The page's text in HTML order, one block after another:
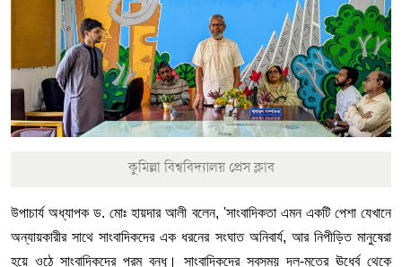
কুমিল্লা বিশ্ববিদ্যালয় প্রেস ক্লাব
উপাচার্য অধ্যাপক ড. মোঃ হায়দার আলী বলেন, 'সাংবাদিকতা এমন একটি পেশা যেখানে
অন্যায়কারীর সাথে সাংবাদিকদের এক ধরনের সংঘাত অনিবার্য, আর নিপীড়িত মানুষেরা
হয়ে ওঠে সাংবাদিকদের পরম বন্ধু। সাংবাদিকদের সবসময় দল-মতের ঊর্ধ্বে থেকে